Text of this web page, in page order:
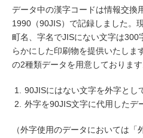
データ中の漢字コードは情報交換
1990（90JIS）で記録しました。
町名、字名でJISにない文字は300
らかにした印刷物を提供いたしま
の2種類データを用意しております
90JISにはない文字を外字とし
外字を90JIS文字に代用したデ
（外字使用のデータにおいては